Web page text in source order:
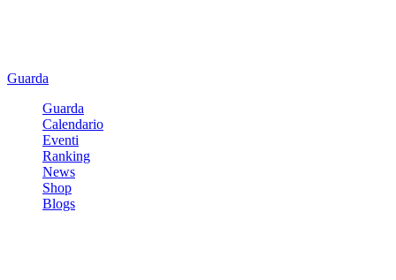
Guarda
Guarda
Calendario
Eventi
Ranking
News
Shop
Blogs